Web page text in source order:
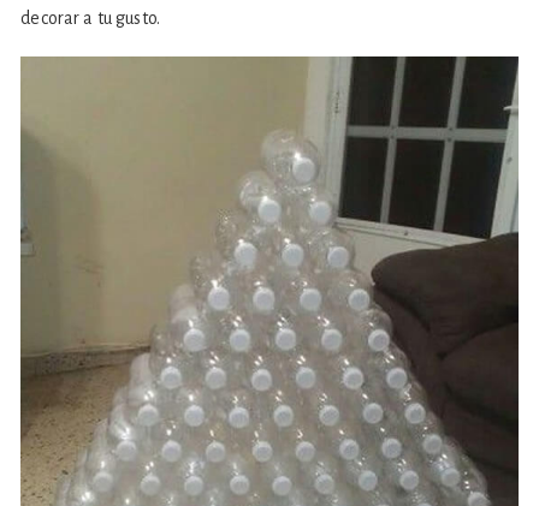
decorar a tu gusto.